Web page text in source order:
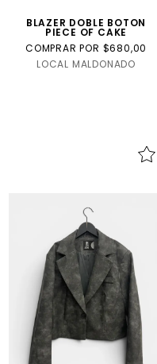
BLAZER DOBLE BOTON
PIECE OF CAKE
COMPRAR POR $680,00
LOCAL MALDONADO